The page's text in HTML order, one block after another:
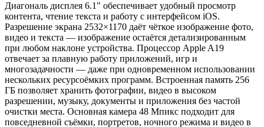
Диагональ дисплея 6.1" обеспечивает удобный просмотр
контента, чтение текста и работу с интерфейсом iOS.
Разрешение экрана 2532×1170 даёт чёткое изображение фото,
видео и текста — изображение остаётся детализированным
при любом наклоне устройства. Процессор Apple A19
отвечает за плавную работу приложений, игр и
многозадачности — даже при одновременном использовании
нескольких ресурсоёмких программ. Встроенная память 256
ГБ позволяет хранить фотографии, видео в высоком
разрешении, музыку, документы и приложения без частой
очистки места. Основная камера 48 Мпикс подходит для
повседневной съёмки, портретов, ночного режима и видео в